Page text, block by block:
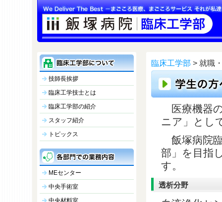
技師長挨拶
臨床工学技士とは
臨床工学部の紹介
スタッフ紹介
トピックス
MEセンター
中央手術室
中央材料室
臨床工学部 > 就職
医療機器
ニア」とし
飯塚病院
部」を目指
す。
透析分野